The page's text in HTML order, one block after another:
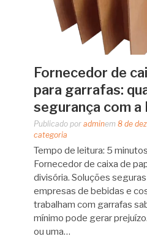
Fornecedor de
para garrafas:
segurança com a
Publicado por adminem 8 de
categoria
Tempo de leitura: 5 minutos
Fornecedor de caixa de
divisória. Soluções
empresas de bebidas e
trabalham com garrafas
mínimo pode gerar
ou uma…